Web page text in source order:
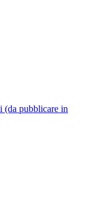
pubblicare in